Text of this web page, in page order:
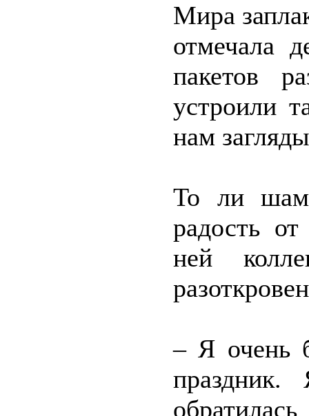
Мира
отмечала
пакетов
устроили
нам
То ли
радость
ней
– Я очень